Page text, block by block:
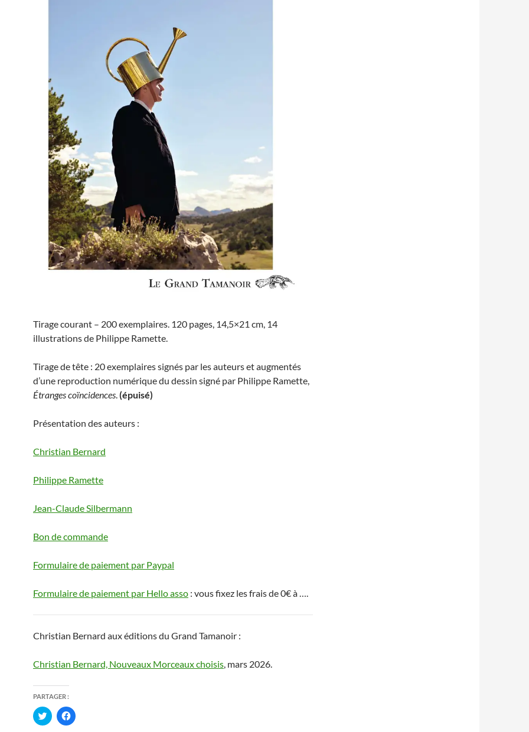
Tirage courant – 200 exemplaires. 120 pages, 14,5×21 cm, 14
illustrations de Philippe Ramette.
Tirage de tête : 20 exemplaires signés par les auteurs et augmentés
d’une reproduction numérique du dessin signé par Philippe Ramette,
Étranges coïncidences.(épuisé)
Présentation des auteurs :
Christian Bernard
Philippe Ramette
Jean-Claude Silbermann
Bon de commande
Formulaire de paiement par Paypal
Formulaire de paiement par Hello asso : vous fixez les frais de 0€ à ….
Christian Bernard aux éditions du Grand Tamanoir :
Christian Bernard, Nouveaux Morceaux choisis, mars 2026.
PARTAGER :
C
l
C
l